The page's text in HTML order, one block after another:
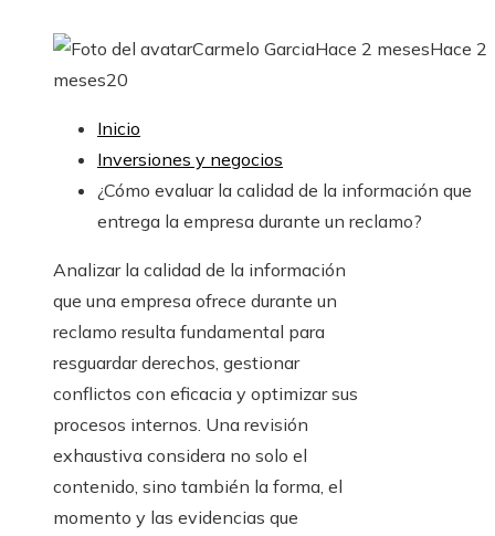
Carmelo GarciaHace 2 mesesHace 2
meses20
Inicio
Inversiones y negocios
¿Cómo evaluar la calidad de la información que
entrega la empresa durante un reclamo?
Analizar la calidad de la información
que una empresa ofrece durante un
reclamo resulta fundamental para
resguardar derechos, gestionar
conflictos con eficacia y optimizar sus
procesos internos. Una revisión
exhaustiva considera no solo el
contenido, sino también la forma, el
momento y las evidencias que